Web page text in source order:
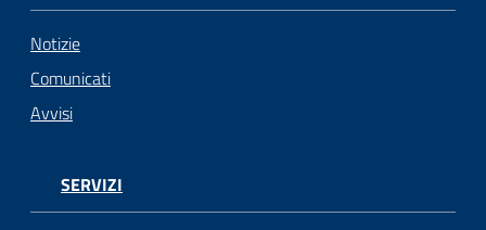
Notizie
Comunicati
Avvisi
SERVIZI